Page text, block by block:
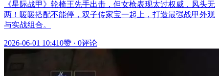
《星际战甲》轮椅王先手出击，但女枪表现太过权威，风头无
两！暖暖搭配不能停，双子传家宝一起上，打造最强战甲外观
与实战组合。
2026-06-01 10:410赞 · 0评论